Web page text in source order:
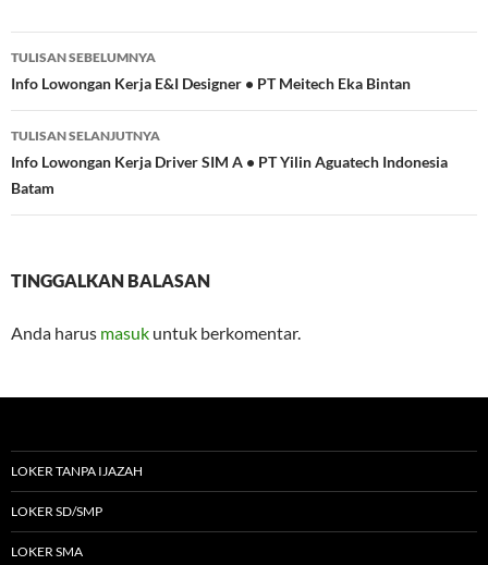
Navigasi
Tulisan
TULISAN SEBELUMNYA
Info Lowongan Kerja E&I Designer • PT Meitech Eka Bintan
TULISAN SELANJUTNYA
Info Lowongan Kerja Driver SIM A • PT Yilin Aguatech Indonesia
Batam
TINGGALKAN BALASAN
Anda harus masuk untuk berkomentar.
LOKER TANPA IJAZAH
LOKER SD/SMP
LOKER SMA